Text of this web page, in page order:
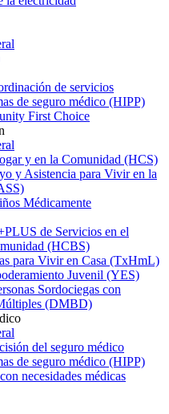
de servicios
de seguro médico (HIPP)
First Choice
y en la Comunidad (HCS)
y Asistencia para Vivir en la
Médicamente
de Servicios en el
(HCBS)
para Vivir en Casa (TxHmL)
Juvenil (YES)
Sordociegas con
(DMBD)
del seguro médico
de seguro médico (HIPP)
necesidades médicas